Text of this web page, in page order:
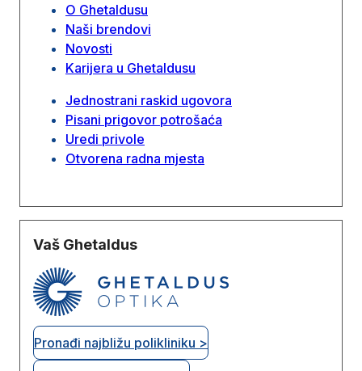
O Ghetaldusu
Naši brendovi
Novosti
Karijera u Ghetaldusu
Jednostrani raskid ugovora
Pisani prigovor potrošaća
Uredi privole
Otvorena radna mjesta
Vaš Ghetaldus
Pronađi najbližu polikliniku >